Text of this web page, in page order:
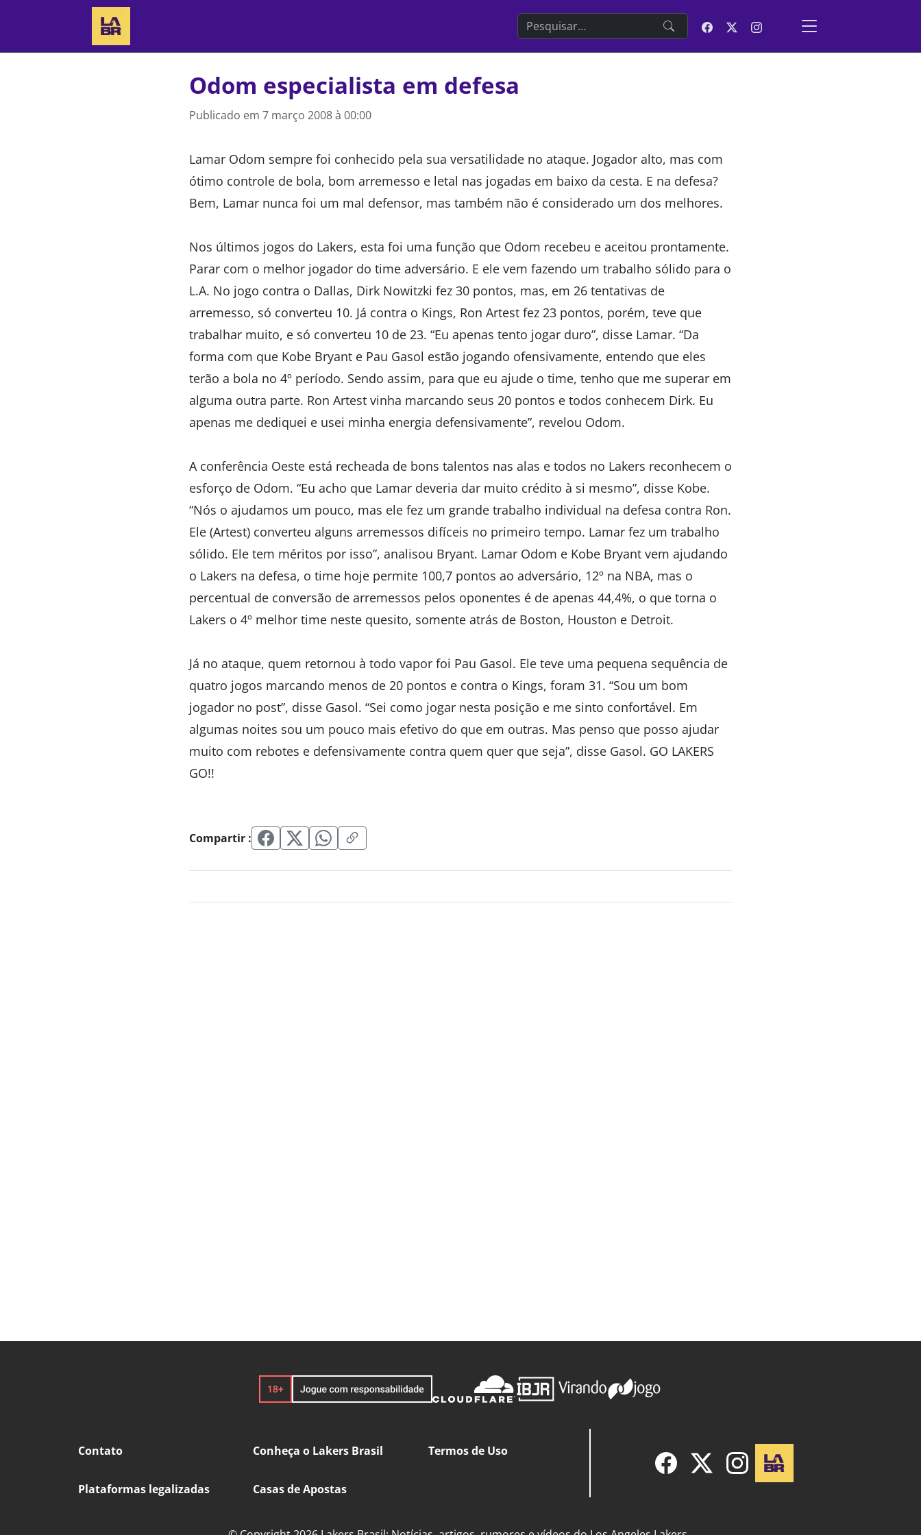
Search the website
Odom especialista em defesa
Publicado em 7 março 2008 à 00:00
Lamar Odom sempre foi conhecido pela sua versatilidade no ataque. Jogador alto, mas com
ótimo controle de bola, bom arremesso e letal nas jogadas em baixo da cesta. E na defesa?
Bem, Lamar nunca foi um mal defensor, mas também não é considerado um dos melhores.
Nos últimos jogos do Lakers, esta foi uma função que Odom recebeu e aceitou prontamente.
Parar com o melhor jogador do time adversário. E ele vem fazendo um trabalho sólido para o
L.A. No jogo contra o Dallas, Dirk Nowitzki fez 30 pontos, mas, em 26 tentativas de
arremesso, só converteu 10. Já contra o Kings, Ron Artest fez 23 pontos, porém, teve que
trabalhar muito, e só converteu 10 de 23. “Eu apenas tento jogar duro”, disse Lamar. “Da
forma com que Kobe Bryant e Pau Gasol estão jogando ofensivamente, entendo que eles
terão a bola no 4º período. Sendo assim, para que eu ajude o time, tenho que me superar em
alguma outra parte. Ron Artest vinha marcando seus 20 pontos e todos conhecem Dirk. Eu
apenas me dediquei e usei minha energia defensivamente”, revelou Odom.
A conferência Oeste está recheada de bons talentos nas alas e todos no Lakers reconhecem o
esforço de Odom. “Eu acho que Lamar deveria dar muito crédito à si mesmo”, disse Kobe.
“Nós o ajudamos um pouco, mas ele fez um grande trabalho individual na defesa contra Ron.
Ele (Artest) converteu alguns arremessos difíceis no primeiro tempo. Lamar fez um trabalho
sólido. Ele tem méritos por isso”, analisou Bryant. Lamar Odom e Kobe Bryant vem ajudando
o Lakers na defesa, o time hoje permite 100,7 pontos ao adversário, 12º na NBA, mas o
percentual de conversão de arremessos pelos oponentes é de apenas 44,4%, o que torna o
Lakers o 4º melhor time neste quesito, somente atrás de Boston, Houston e Detroit.
Já no ataque, quem retornou à todo vapor foi Pau Gasol. Ele teve uma pequena sequência de
quatro jogos marcando menos de 20 pontos e contra o Kings, foram 31. “Sou um bom
jogador no post”, disse Gasol. “Sei como jogar nesta posição e me sinto confortável. Em
algumas noites sou um pouco mais efetivo do que em outras. Mas penso que posso ajudar
muito com rebotes e defensivamente contra quem quer que seja”, disse Gasol. GO LAKERS
GO!!
Compartir :
Contato Conheça o Lakers Brasil Termos de Uso
Plataformas legalizadas Casas de Apostas